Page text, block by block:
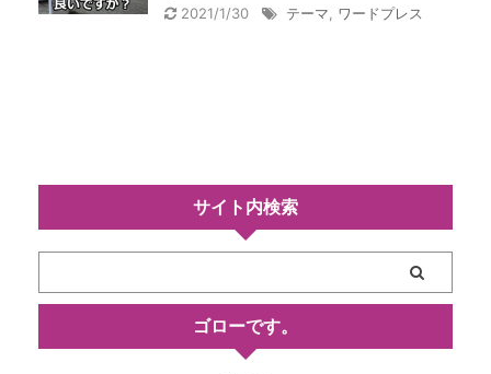
2021/1/30 テーマ ワードプレス
サイト内検索
ゴローです。